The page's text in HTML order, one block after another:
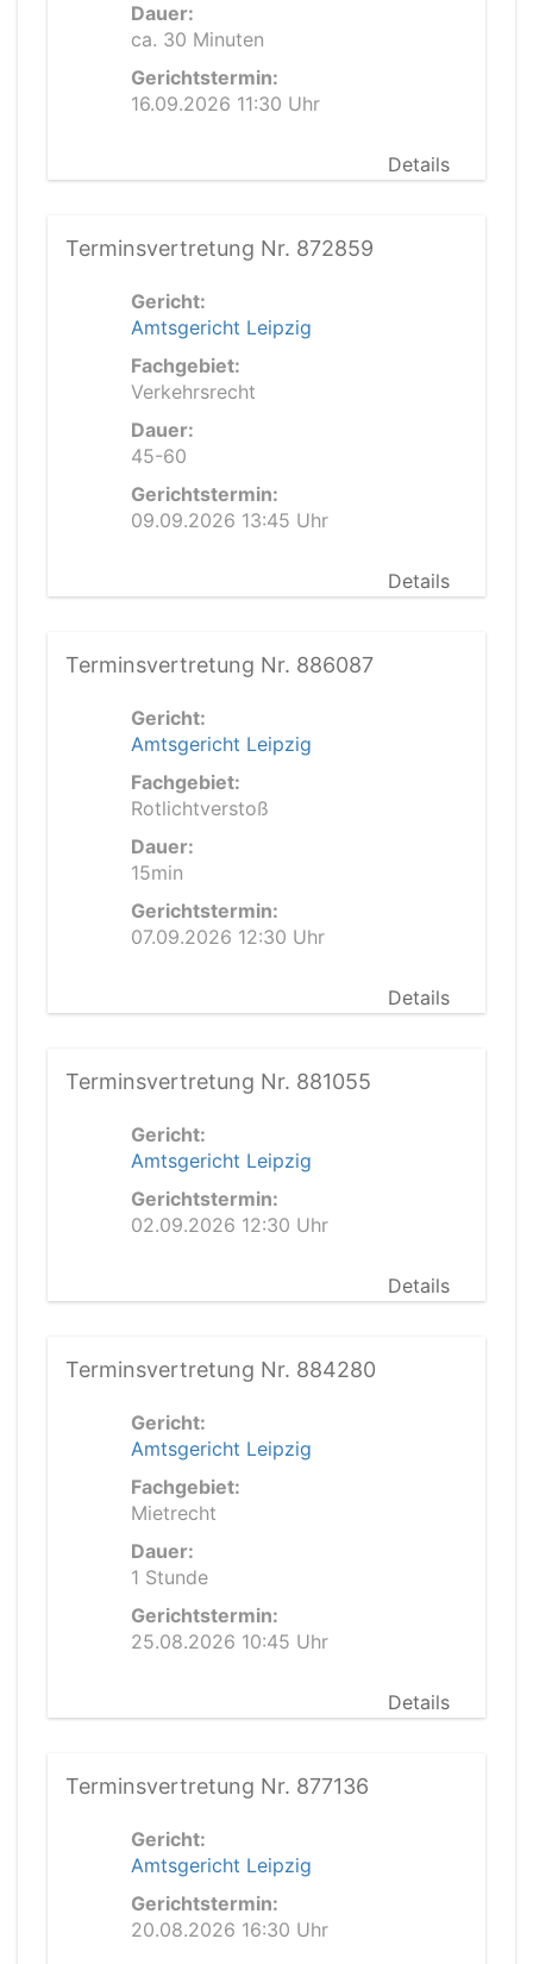
Dauer:
ca. 30 Minuten
Gerichtstermin:
16.09.2026 11:30 Uhr
Details
Terminsvertretung Nr. 872859
Gericht:
Amtsgericht Leipzig
Fachgebiet:
Verkehrsrecht
Dauer:
45-60
Gerichtstermin:
09.09.2026 13:45 Uhr
Details
Terminsvertretung Nr. 886087
Gericht:
Amtsgericht Leipzig
Fachgebiet:
Rotlichtverstoß
Dauer:
15min
Gerichtstermin:
07.09.2026 12:30 Uhr
Details
Terminsvertretung Nr. 881055
Gericht:
Amtsgericht Leipzig
Gerichtstermin:
02.09.2026 12:30 Uhr
Details
Terminsvertretung Nr. 884280
Gericht:
Amtsgericht Leipzig
Fachgebiet:
Mietrecht
Dauer:
1 Stunde
Gerichtstermin:
25.08.2026 10:45 Uhr
Details
Terminsvertretung Nr. 877136
Gericht:
Amtsgericht Leipzig
Gerichtstermin:
20.08.2026 16:30 Uhr